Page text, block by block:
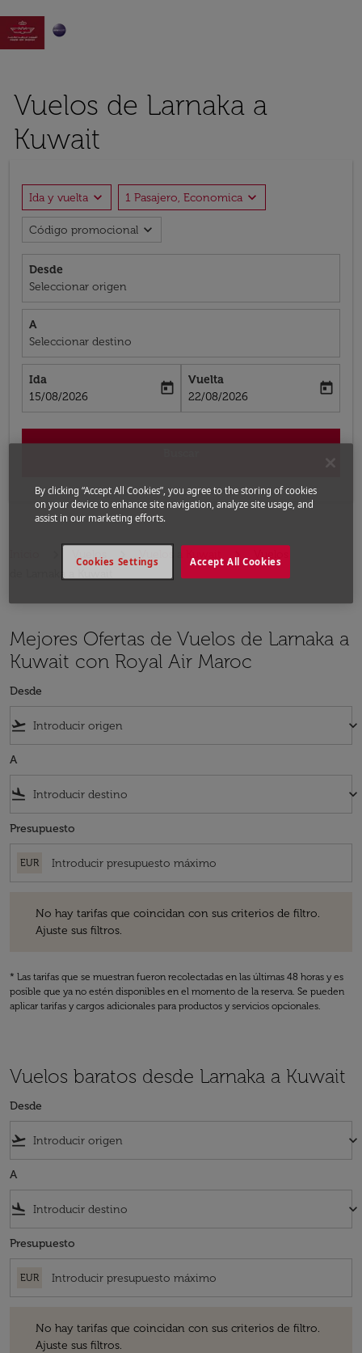

Vuelos de Larnaka a
Kuwait
Ida y vuelta expand_more 1 Pasajero, Economica expand_more
Código promocional expand_more
Desde
Seleccionar origen
A
Seleccionar destino
Ida
fc-booking-departure-date-aria-label
15/08/2026
today
Vuelta
fc-booking-return-date-aria-label
22/08/2026
today
Vuelos Vuelos a Kuwait
Vuelos
Mejores Ofertas de Vuelos de Larnaka a
Kuwait con Royal Air Maroc
Desde
flight_takeoff keyboard_arrow_down
A
flight_land keyboard_arrow_down
Presupuesto
EUR
No hay tarifas que coincidan con sus criterios de filtro.
Ajuste sus filtros.
* Las tarifas que se muestran fueron recolectadas en las últimas 48 horas y es
posible que ya no estén disponibles en el momento de la reserva. Se pueden
aplicar tarifas y cargos adicionales para productos y servicios opcionales.
Vuelos baratos desde Larnaka a Kuwait
Desde
flight_takeoff keyboard_arrow_down
A
flight_land keyboard_arrow_down
Presupuesto
EUR
No hay tarifas que coincidan con sus criterios de filtro.
Ajuste sus filtros.
By clicking “Accept All Cookies”, you agree to the storing of cookies
on your device to enhance site navigation, analyze site usage, and
assist in our marketing efforts.
Accept All Cookies
Cookies Settings